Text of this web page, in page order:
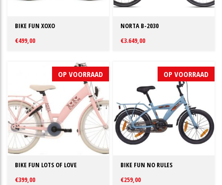
BIKE FUN XOXO
€499,00
NORTA B-2030
€3.649,00
OP VOORRAAD
BIKE FUN LOTS OF LOVE
€399,00
OP VOORRAAD
BIKE FUN NO RULES
€259,00